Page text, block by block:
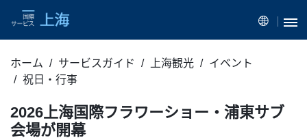
ホーム サービスガイド 上海観光
イベント
祝日・行事
2026上海国際フラワーショー・浦東サブ
会場が開幕